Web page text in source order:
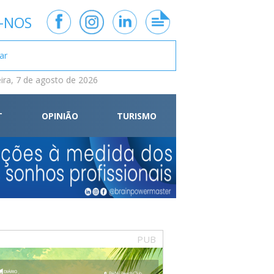
7 de agosto de 2026
OPINIÃO TURISMO
PUB